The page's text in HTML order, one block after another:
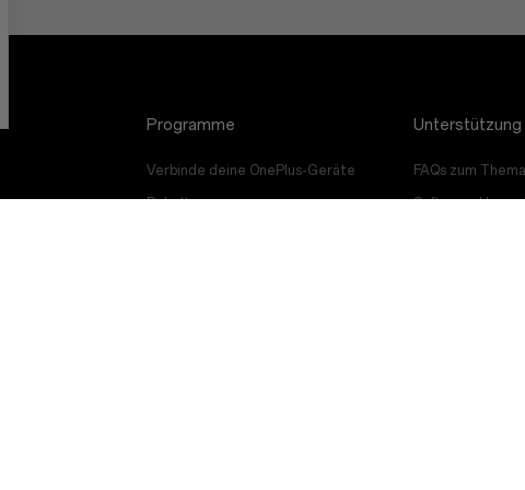
Programme
Verbinde deine OnePlus-Geräte
Rabattprogramm
Unterstützung
FAQs zum
Software-